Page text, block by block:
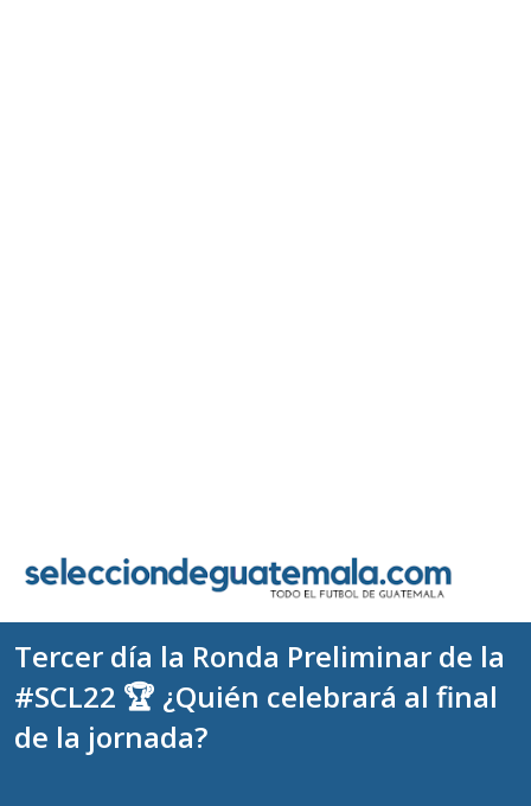
Tercer día la Ronda Preliminar de la
#SCL22 🏆 ¿Quién celebrará al final
de la jornada?